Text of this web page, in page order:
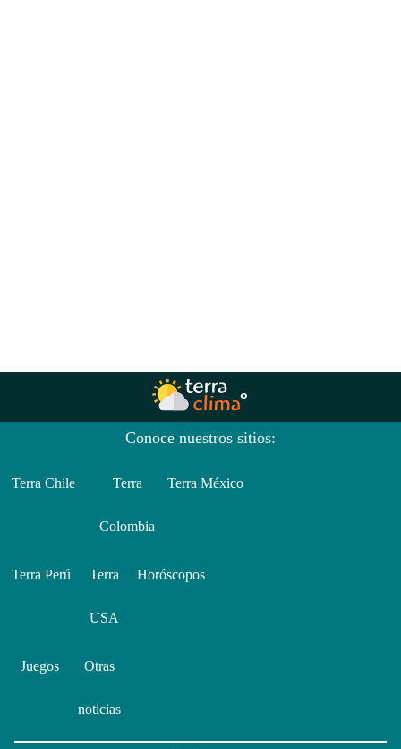
Conoce nuestros sitios:
Terra Chile Terra
Colombia
Terra México
Terra Perú Terra
USA
Horóscopos
Juegos Otras
noticias